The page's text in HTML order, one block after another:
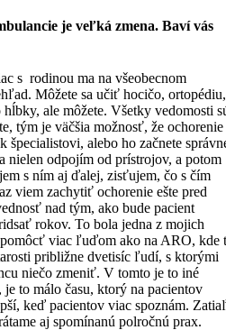
je veľká zmena. Baví vás
s rodinou ma na všeobecnom
Môžete sa učiť hocičo, ortopédiu,
hĺbky, ale môžete. Všetky vedomosti
tým je väčšia možnosť, že ochorenie
špecialistovi, alebo ho začnete
nielen odpojím od prístrojov, a potom
s ním aj ďalej, zisťujem, čo s čím
viem zachytiť ochorenie ešte pred
nad tým, ako bude pacient
rokov. To bola jedna z mojich
viac ľuďom ako na ARO, kde
približne dvetisíc ľudí, s ktorými
niečo zmeniť. V tomto je to iné
to málo času, ktorý na pacientov
keď pacientov viac spoznám.
aj spomínanú polročnú prax.